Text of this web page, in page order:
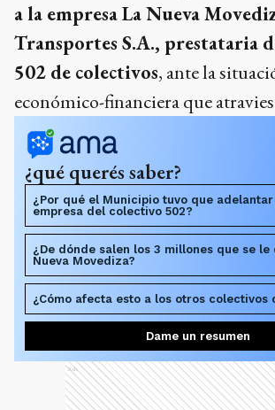
a la empresa La Nueva
Transportes S.A., prestataria
502 de colectivos, ante la
económico-financiera que
¿qué querés saber?
¿Por qué el Municipio tuvo que
empresa del colectivo 502?
¿De dónde salen los 3 millones que se le
Nueva Movediza?
¿Cómo afecta esto a los otros colectivos
Dame un resumen
Ads